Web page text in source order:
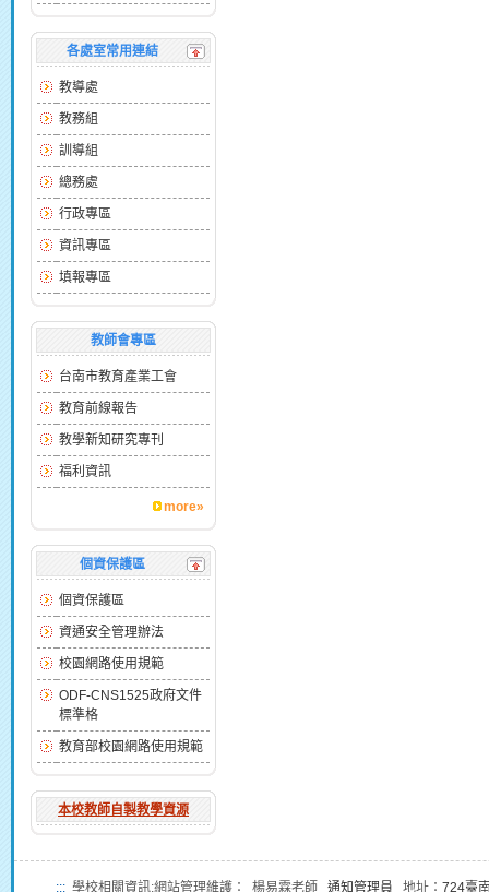
各處室常用連結
教導處
教務組
訓導組
總務處
行政專區
資訊專區
填報專區
教師會專區
台南市教育產業工會
教育前線報告
教學新知研究專刊
福利資訊
more»
個資保護區
個資保護區
資通安全管理辦法
校園網路使用規範
ODF-CNS1525政府文件
標準格
教育部校園網路使用規範
本校教師自製教學資源
::: 學校相關資訊:網站管理維護： 楊易霖老師 通知管理員 地址： 724臺